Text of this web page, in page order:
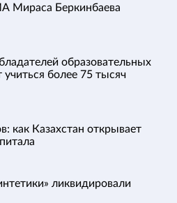
Мираса Беркинбаева
образовательных
учиться более 75 тысяч
как Казахстан открывает
ликвидировали